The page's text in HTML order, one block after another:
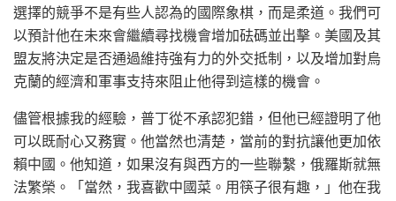
選擇的競爭不是有些人認為的國際象棋，而是柔道。我們可
以預計他在未來會繼續尋找機會增加砝碼並出擊。美國及其
盟友將決定是否通過維持強有力的外交抵制，以及增加對烏
克蘭的經濟和軍事支持來阻止他得到這樣的機會。
儘管根據我的經驗，普丁從不承認犯錯，但他已經證明了他
可以既耐心又務實。他當然也清楚，當前的對抗讓他更加依
賴中國。他知道，如果沒有與西方的一些聯繫，俄羅斯就無
法繁榮。「當然，我喜歡中國菜。用筷子很有趣，」他在我